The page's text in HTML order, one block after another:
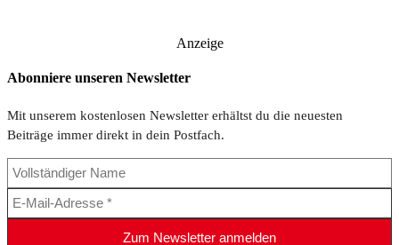
Anzeige
Abonniere unseren Newsletter
Mit unserem kostenlosen Newsletter erhältst du die neuesten
Beiträge immer direkt in dein Postfach.